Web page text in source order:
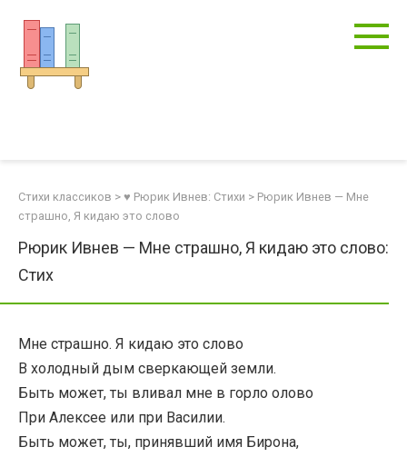
контенту
Стихи классиков > ♥ Рюрик Ивнев: Стихи > Рюрик Ивнев — Мне
страшно, Я кидаю это слово
Рюрик Ивнев — Мне страшно, Я кидаю это слово:
Стих
Мне страшно. Я кидаю это слово
В холодный дым сверкающей земли.
Быть может, ты вливал мне в горло олово
При Алексее или при Василии.
Быть может, ты, принявший имя Бирона,